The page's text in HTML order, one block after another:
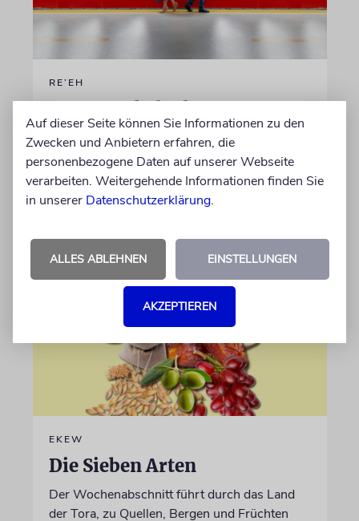
RE’EH
Warum die Tora uns die Wahl lässt – aber
dennoch zum Leben aufruft
von Jay Schlesinger
EKEW
Die Sieben Arten
Der Wochenabschnitt führt durch das Land
der Tora, zu Quellen, Bergen und Früchten
Auf dieser Seite können Sie Informationen zu den
Zwecken und Anbietern erfahren, die
personenbezogene Daten auf unserer Webseite
verarbeiten. Weitergehende Informationen finden Sie
in unserer Datenschutzerklärung.
ALLES ABLEHNEN EINSTELLUNGEN
AKZEPTIEREN